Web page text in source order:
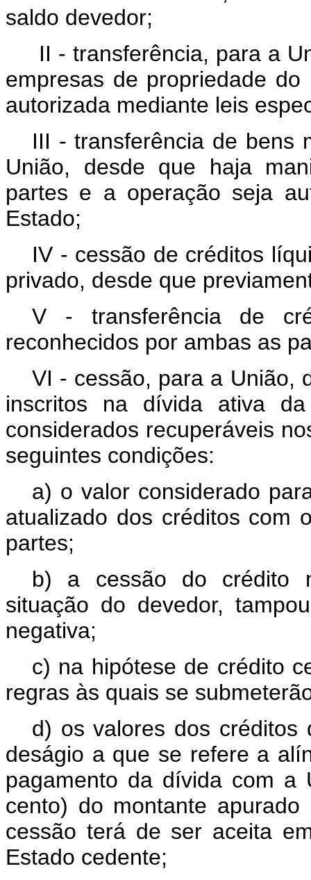
saldo devedor;
II - transferência, para a
empresas de propriedade
autorizada mediante leis
III - transferência de bens
União, desde que haja
partes e a operação seja
Estado;
IV - cessão de créditos
privado, desde que
V - transferência de
reconhecidos por ambas as
VI - cessão, para a União,
inscritos na dívida ativa
considerados recuperáveis
seguintes condições:
a) o valor considerado
atualizado dos créditos com
partes;
b) a cessão do crédito
situação do devedor,
negativa;
c) na hipótese de crédito
regras às quais se
d) os valores dos
deságio a que se refere a
pagamento da dívida com
cento) do montante
cessão terá de ser aceita
Estado cedente;